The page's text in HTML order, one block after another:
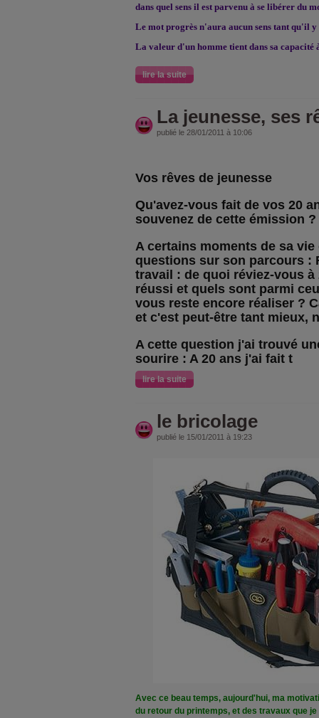
dans quel sens il est parvenu à se libérer du
Le mot progrès n'aura aucun sens tant qu'il
La valeur d'un homme tient dans sa capacité
lire la suite
La jeunesse, ses
publié le 28/01/2011 à 10:06
Vos rêves de jeunesse
Qu'avez-vous fait de vos 20
souvenez de cette émission ?
A certains moments de sa vie
questions sur son parcours :
travail : de quoi réviez-vous à
réussi et quels sont parmi
vous reste encore réaliser ?
et c'est peut-être tant mieux,
A cette question j'ai trouvé
sourire : A 20 ans j'ai fait t
lire la suite
le bricolage
publié le 15/01/2011 à 19:23
Avec ce beau temps, aujourd'hui, ma
du retour du printemps, et des travaux que